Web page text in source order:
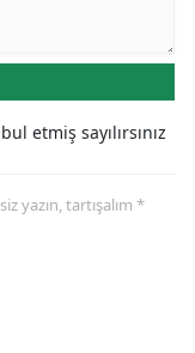
etmiş sayılırsınız
yazın, tartışalım *